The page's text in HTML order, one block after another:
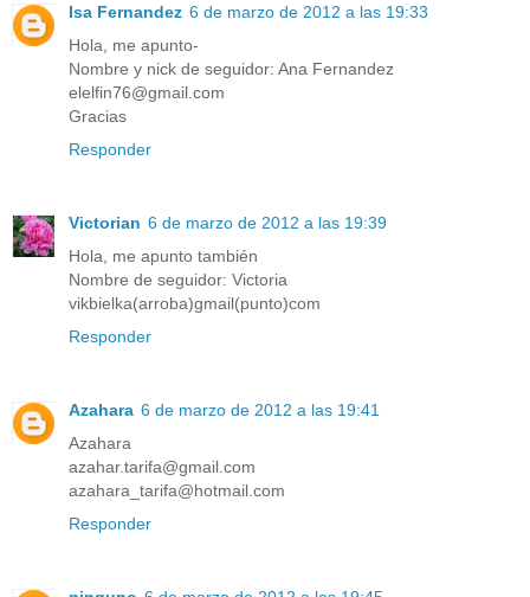
Isa Fernandez 6 de marzo de 2012 a las 19:33
Hola, me apunto-
Nombre y nick de seguidor: Ana Fernandez
elelfin76@gmail.com
Gracias
Responder
Victorian 6 de marzo de 2012 a las 19:39
Hola, me apunto también
Nombre de seguidor: Victoria
vikbielka(arroba)gmail(punto)com
Responder
Azahara 6 de marzo de 2012 a las 19:41
Azahara
azahar.tarifa@gmail.com
azahara_tarifa@hotmail.com
Responder